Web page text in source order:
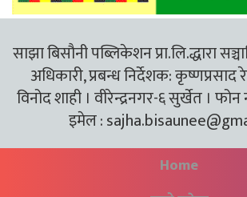
साझा बिसौनी पब्लिकेशन प्रा.लि.द्धारा
अधिकारी, प्रबन्ध निर्देशक: कृष्णप्रसाद
विनोद शाही । वीरेन्द्रनगर-६ सुर्खेत ।
इमेल :
Home